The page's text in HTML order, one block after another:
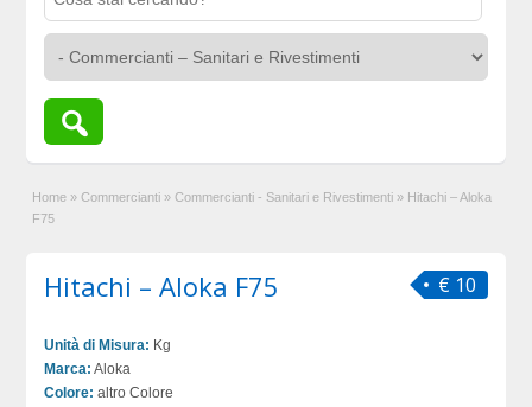
Home » Commercianti » Commercianti - Sanitari e Rivestimenti » Hitachi – Aloka
F75
€ 10
Hitachi – Aloka F75
Unità di Misura: Kg
Marca: Aloka
Colore: altro Colore